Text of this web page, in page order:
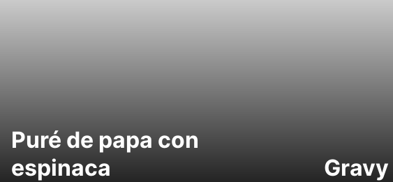
Puré de papa con
espinaca